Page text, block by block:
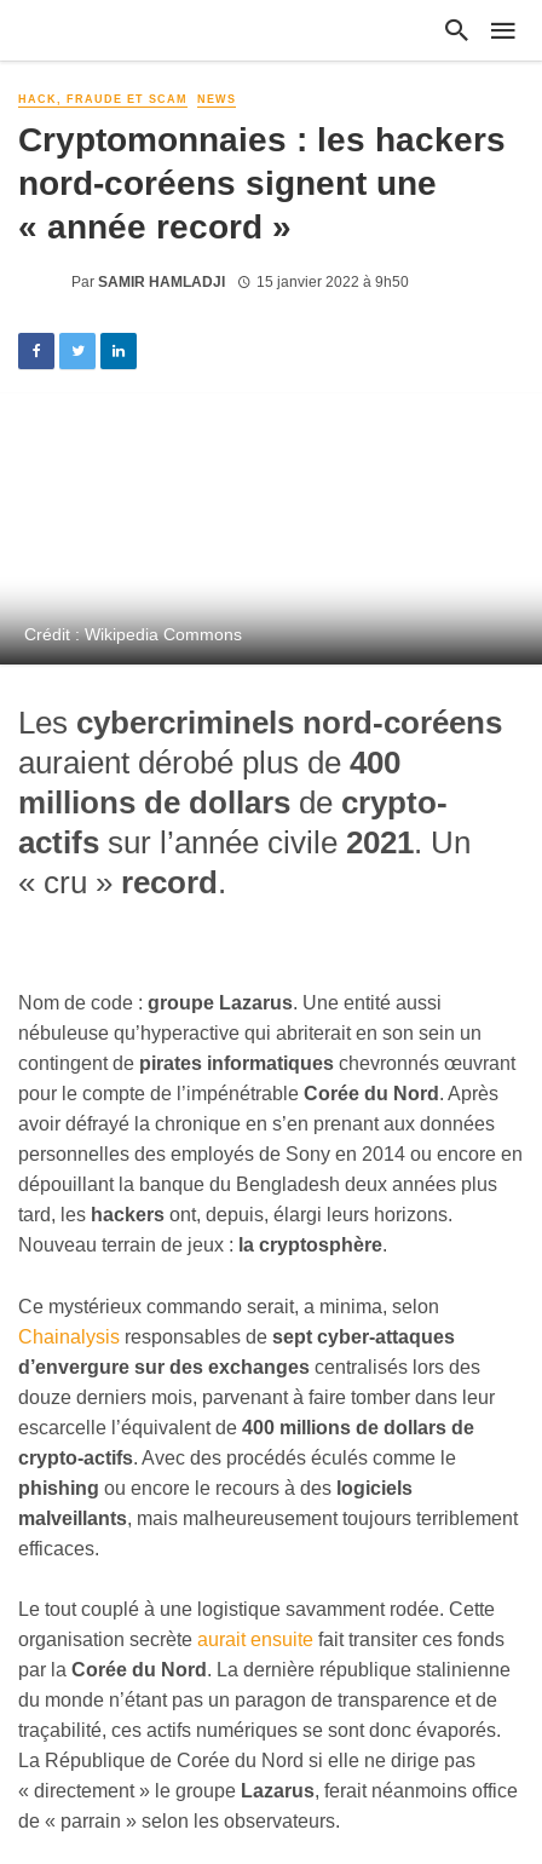
HACK, FRAUDE ET SCAM NEWS
Cryptomonnaies : les hackers
nord-coréens signent une
« année record »
Par SAMIR HAMLADJI 15 janvier 2022 à 9h50
Crédit : Wikipedia Commons
Les cybercriminels nord-coréens
auraient dérobé plus de 400
millions de dollars de crypto-
actifs sur l’année civile 2021. Un
« cru » record .
Nom de code : groupe Lazarus. Une entité aussi
nébuleuse qu’hyperactive qui abriterait en son sein un
contingent de pirates informatiques chevronnés œuvrant
pour le compte de l’impénétrable Corée du Nord . Après
avoir défrayé la chronique en s’en prenant aux données
personnelles des employés de Sony en 2014 ou encore en
dépouillant la banque du Bengladesh deux années plus
tard, les hackers ont, depuis, élargi leurs horizons.
Nouveau terrain de jeux : la cryptosphère.
Ce mystérieux commando serait, a minima, selon
Chainalysis responsables de sept cyber-attaques
d’envergure sur des exchanges centralisés lors des
douze derniers mois, parvenant à faire tomber dans leur
escarcelle l’équivalent de 400 millions de dollars de
crypto-actifs. Avec des procédés éculés comme le
phishing ou encore le recours à des logiciels
malveillants, mais malheureusement toujours terriblement
efficaces.
Le tout couplé à une logistique savamment rodée. Cette
organisation secrète aurait ensuite fait transiter ces fonds
par la Corée du Nord . La dernière république stalinienne
du monde n’étant pas un paragon de transparence et de
traçabilité, ces actifs numériques se sont donc évaporés.
La République de Corée du Nord si elle ne dirige pas
« directement » le groupe Lazarus, ferait néanmoins office
de « parrain » selon les observateurs.